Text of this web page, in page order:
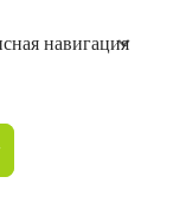
навигация